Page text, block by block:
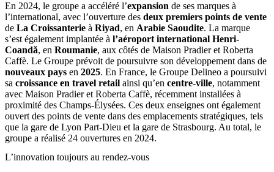
En 2024, le groupe a accéléré l’expansion de ses marques à
l’international, avec l’ouverture des deux premiers points de vente
de La Croissanterie à Riyad, en Arabie Saoudite. La marque
s’est également implantée à l’aéroport international Henri-
Coandă, en Roumanie, aux côtés de Maison Pradier et Roberta
Caffè. Le Groupe prévoit de poursuivre son développement dans de
nouveaux pays en 2025. En France, le Groupe Delineo a poursuivi
sa croissance en travel retail ainsi qu’en centre-ville, notamment
avec Maison Pradier et Roberta Caffè, récemment installées à
proximité des Champs-Élysées. Ces deux enseignes ont également
ouvert des points de vente dans des emplacements stratégiques, tels
que la gare de Lyon Part-Dieu et la gare de Strasbourg. Au total, le
groupe a réalisé 24 ouvertures en 2024.
L’innovation toujours au rendez-vous